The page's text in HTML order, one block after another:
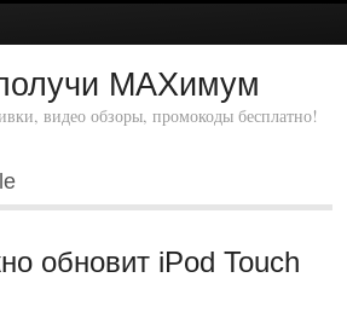
MAXимум
видео обзоры, промокоды бесплатно!
обновит iPod Touch